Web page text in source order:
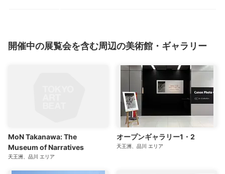
開催中の展覧会を含む周辺の美術館・ギャラリー
MoN Takanawa: The
Museum of Narratives
天王洲、品川 エリア
オープンギャラリー1・2
天王洲、品川 エリア